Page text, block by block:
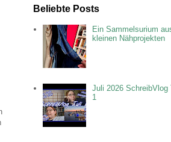
Beliebte Posts
Ein Sammelsurium
kleinen Nähprojekten
Juli 2026 SchreibVlog
1